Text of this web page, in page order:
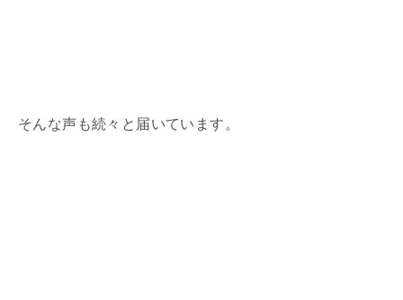
そんな声も続々と届いています。